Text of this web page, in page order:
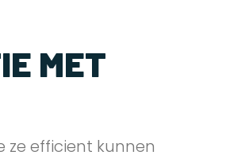
MET
ze efficient kunnen